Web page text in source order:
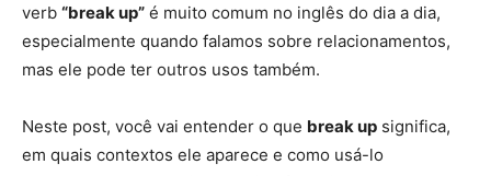
verb “break up” é muito comum no inglês do dia a dia,
especialmente quando falamos sobre relacionamentos,
mas ele pode ter outros usos também.
Neste post, você vai entender o que break up significa,
em quais contextos ele aparece e como usá-lo